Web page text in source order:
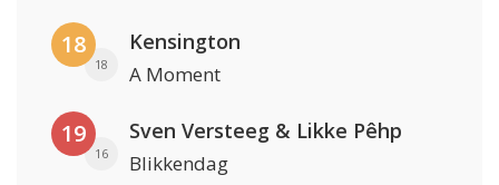
18
18
Kensington
A Moment
19
16
Sven Versteeg & Likke Pêhp
Blikkendag